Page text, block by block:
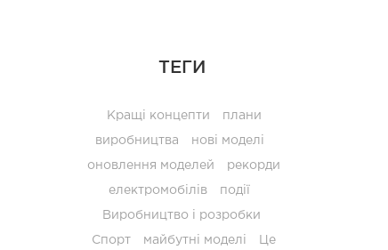
ТЕГИ
Кращі концепти плани
виробництва нові моделі
оновлення моделей рекорди
електромобілів події
Виробництво і розробки
Спорт майбутні моделі Це